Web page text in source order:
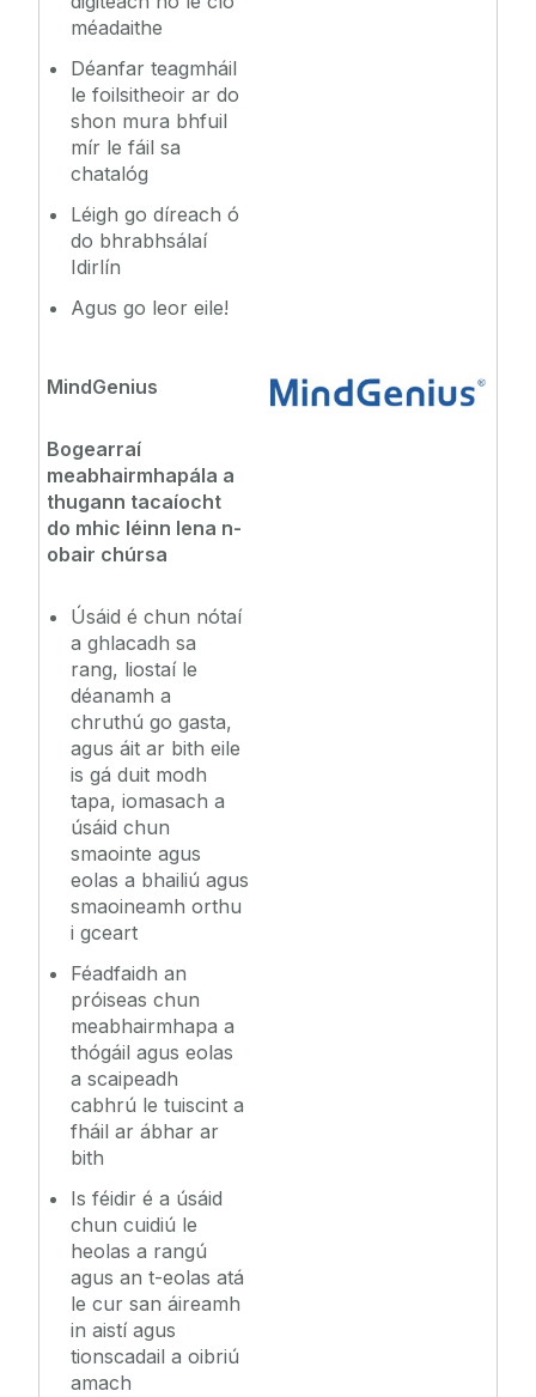
méadaithe
Déanfar teagmháil
le foilsitheoir ar do
shon mura bhfuil
mír le fáil sa
chatalóg
Léigh go díreach ó
do bhrabhsálaí
Idirlín
Agus go leor eile!
MindGenius
Bogearraí
meabhairmhapála a
thugann tacaíocht
do mhic léinn lena n-
obair chúrsa
Úsáid é chun nótaí
a ghlacadh sa
rang, liostaí le
déanamh a
chruthú go gasta,
agus áit ar bith eile
is gá duit modh
tapa, iomasach a
úsáid chun
smaointe agus
eolas a bhailiú agus
smaoineamh orthu
i gceart
Féadfaidh an
próiseas chun
meabhairmhapa a
thógáil agus eolas
a scaipeadh
cabhrú le tuiscint a
fháil ar ábhar ar
bith
Is féidir é a úsáid
chun cuidiú le
heolas a rangú
agus an t-eolas atá
le cur san áireamh
in aistí agus
tionscadail a oibriú
amach